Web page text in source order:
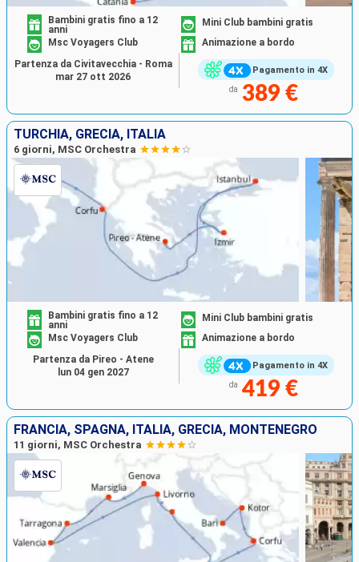
Pagamento in 4X
Bambini gratis fino a 12
anni
Mini Club bambini gratis
Msc Voyagers Club
Animazione a bordo
da 389 €
Partenza da Civitavecchia - Roma
mar 27 ott 2026
TURCHIA, GRECIA, ITALIA
6 giorni, MSC Orchestra
Pagamento in 4X
Bambini gratis fino a 12
anni
Mini Club bambini gratis
Msc Voyagers Club
Animazione a bordo
da 419 €
Partenza da Pireo - Atene
lun 04 gen 2027
FRANCIA, SPAGNA, ITALIA, GRECIA, MONTENEGRO
11 giorni, MSC Orchestra